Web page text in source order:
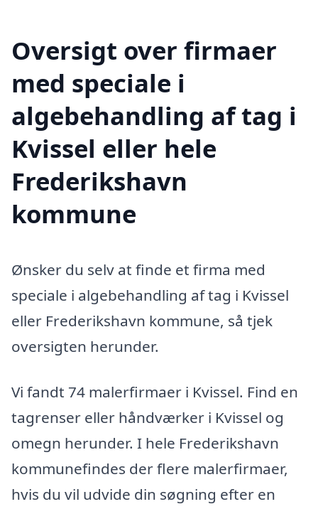
Oversigt over firmaer
med speciale i
algebehandling af tag i
Kvissel eller hele
Frederikshavn
kommune
Ønsker du selv at finde et firma med
speciale i algebehandling af tag i Kvissel
eller Frederikshavn kommune, så tjek
oversigten herunder.
Vi fandt 74 malerfirmaer i Kvissel. Find en
tagrenser eller håndværker i Kvissel og
omegn herunder. I hele Frederikshavn
kommunefindes der flere malerfirmaer,
hvis du vil udvide din søgning efter en